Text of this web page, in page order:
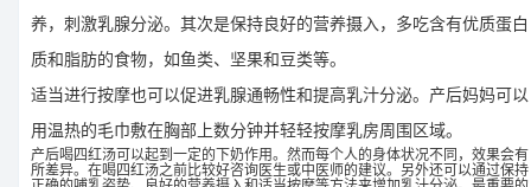
养，刺激乳腺分泌。其次是保持良好的营养摄入，多吃含有优质蛋白
质和脂肪的食物，如鱼类、坚果和豆类等。
适当进行按摩也可以促进乳腺通畅性和提高乳汁分泌。产后妈妈可以
用温热的毛巾敷在胸部上数分钟并轻轻按摩乳房周围区域。
产后喝四红汤可以起到一定的下奶作用。然而每个人的身体状况不同，效果会有
所差异。在喝四红汤之前比较好咨询医生或中医师的建议。另外还可以通过保持